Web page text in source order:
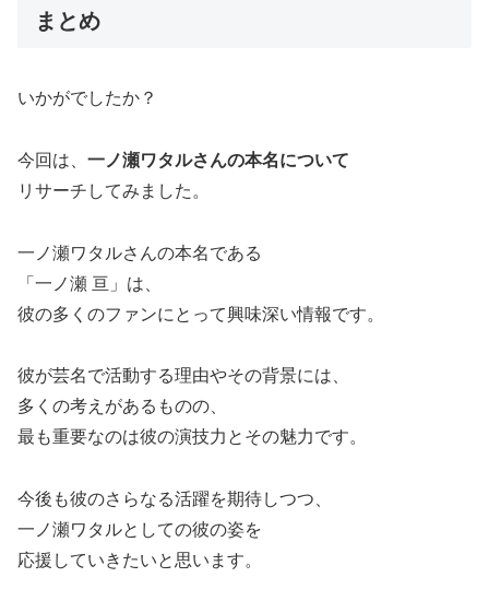
まとめ
いかがでしたか？
今回は、 一ノ瀬ワタルさんの本名について
リサーチしてみました。
一ノ瀬ワタルさんの本名である
「一ノ瀬 亘」は、
彼の多くのファンにとって興味深い情報です。
彼が芸名で活動する理由やその背景には、
多くの考えがあるものの、
最も重要なのは彼の演技力とその魅力です。
今後も彼のさらなる活躍を期待しつつ、
一ノ瀬ワタルとしての彼の姿を
応援していきたいと思います。